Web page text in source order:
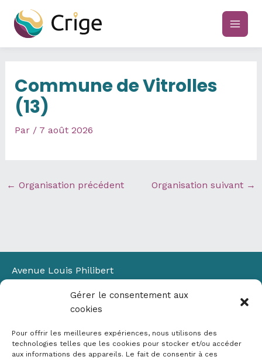
Gérer le consentement aux
cookies
Pour offrir les meilleures expériences, nous utilisons des
technologies telles que les cookies pour stocker et/ou accéder
aux informations des appareils. Le fait de consentir à ces
contenu
main
Commune de Vitrolles
(13)
Par / 7 août 2026
← Organisation précédent Organisation suivant →
Avenue Louis Philibert
Bâtiment Laennec
13100 Aix-en-Provence
✉ contact@crige-paca.org